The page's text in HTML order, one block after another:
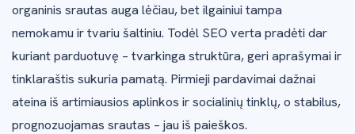
organinis srautas auga lėčiau, bet ilgainiui tampa
nemokamu ir tvariu šaltiniu. Todėl SEO verta pradėti dar
kuriant parduotuvę – tvarkinga struktūra, geri aprašymai ir
tinklaraštis sukuria pamatą. Pirmieji pardavimai dažnai
ateina iš artimiausios aplinkos ir socialinių tinklų, o stabilus,
prognozuojamas srautas – jau iš paieškos.